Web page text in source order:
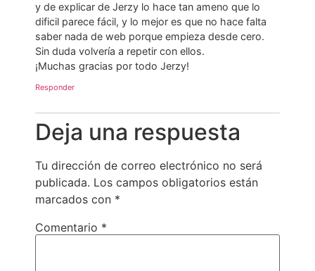
y de explicar de Jerzy lo hace tan ameno que lo
dificil parece fácil, y lo mejor es que no hace falta
saber nada de web porque empieza desde cero.
Sin duda volvería a repetir con ellos.
¡Muchas gracias por todo Jerzy!
Responder
Deja una respuesta
Tu dirección de correo electrónico no será
publicada. Los campos obligatorios están
marcados con *
Comentario *